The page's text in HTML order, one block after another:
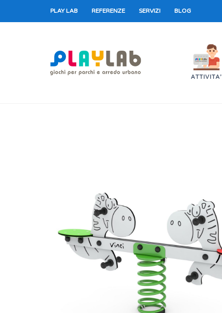
PLAY LAB REFERENZE SERVIZI BLOG
ATTIVITA’